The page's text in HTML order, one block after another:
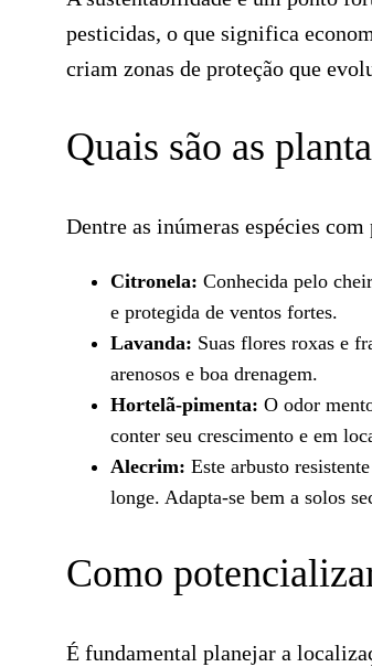
pesticidas, o que significa
criam zonas de proteção que
Quais são as
Dentre as inúmeras espécies
Citronela: Conhecida pelo
e protegida de ventos fortes.
Lavanda: Suas flores roxas e
arenosos e boa drenagem.
Hortelã-pimenta: O odor
conter seu crescimento e em
Alecrim: Este arbusto
longe. Adapta-se bem a solos
Como
É fundamental planejar a